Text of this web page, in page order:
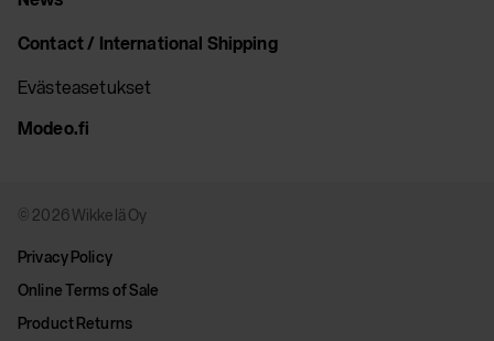
Contact / International Shipping
Evästeasetukset
Modeo.fi
© 2026 Wikkelä Oy
Privacy Policy
Online Terms of Sale
Product Returns